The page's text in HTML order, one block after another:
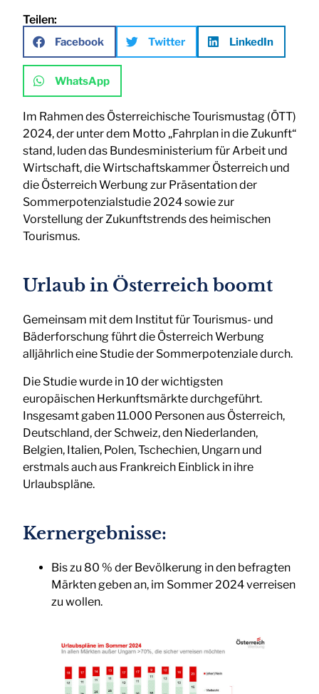
Teilen:
Facebook Twitter LinkedIn
WhatsApp
Im Rahmen des Österreichische Tourismustag (ÖTT)
2024, der unter dem Motto „Fahrplan in die Zukunft“
stand, luden das Bundesministerium für Arbeit und
Wirtschaft, die Wirtschaftskammer Österreich und
die Österreich Werbung zur Präsentation der
Sommerpotenzialstudie 2024 sowie zur
Vorstellung der Zukunftstrends des heimischen
Tourismus.
Urlaub in Österreich boomt
Gemeinsam mit dem Institut für Tourismus- und
Bäderforschung führt die Österreich Werbung
alljährlich eine Studie der Sommerpotenziale durch.
Die Studie wurde in 10 der wichtigsten
europäischen Herkunftsmärkte durchgeführt.
Insgesamt gaben 11.000 Personen aus Österreich,
Deutschland, der Schweiz, den Niederlanden,
Belgien, Italien, Polen, Tschechien, Ungarn und
erstmals auch aus Frankreich Einblick in ihre
Urlaubspläne.
Kernergebnisse:
Bis zu 80 % der Bevölkerung in den befragten
Märkten geben an, im Sommer 2024 verreisen
zu wollen.